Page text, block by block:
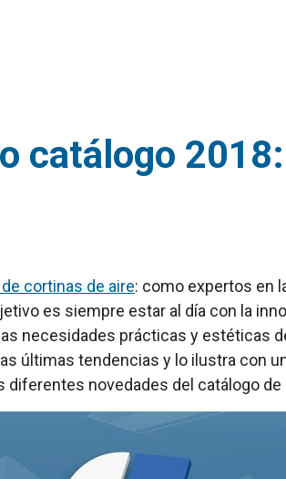
catálogo
cortinas de aire: como expertos en
es siempre estar al día con la
necesidades prácticas y
últimas tendencias y lo ilustra con
novedades del catálogo de